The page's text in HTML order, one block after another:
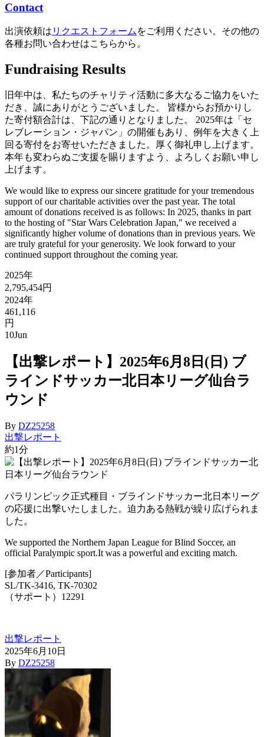
Contact
出演依頼は リクエストフォーム をご利用ください。その他の
各種お問い合わせはこちらから。
Fundraising Results
旧年中は、私たちのチャリティ活動に多大なるご協力をいた
だき、誠にありがとうございました。 皆様からお預かりし
た寄付額合計は、下記の通りとなりました。 2025年は「セ
レブレーション・ジャパン」の開催もあり、例年を大きく上
回る寄付をお寄せいただきました。厚く御礼申し上げます。
本年も変わらぬご支援を賜りますよう、よろしくお願い申し
上げます。
We would like to express our sincere gratitude for your tremendous
support of our charitable activities over the past year. The total
amount of donations received is as follows: In 2025, thanks in part
to the hosting of "Star Wars Celebration Japan," we received a
significantly higher volume of donations than in previous years. We
are truly grateful for your generosity. We look forward to your
continued support throughout the coming year.
2025年
2,795,454円
2024年
461,116
円
10Jun
【出撃レポート】2025年6月8日(日) ブ
ラインドサッカー北日本リーグ仙台ラ
ウンド
By DZ25258
出撃レポート
約1分
パラリンピック正式種目・ブラインドサッカー北日本リーグ
の応援に出撃いたしました。迫力ある熱戦が繰り広げられま
した。
We supported the Northern Japan League for Blind Soccer, an
official Paralympic sport.It was a powerful and exciting match.
[参加者／Participants]
SL/TK-3416, TK-70302
（サポート）12291
出撃レポート
2025年6月10日
By DZ25258